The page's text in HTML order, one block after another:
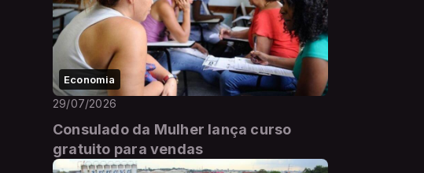
Economia
29/07/2026
Consulado da Mulher lança curso
gratuito para vendas